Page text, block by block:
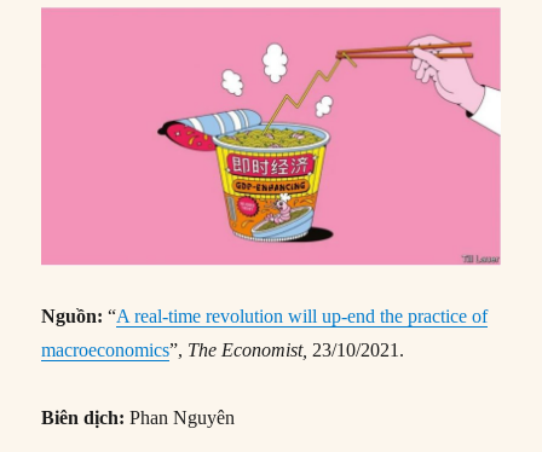
Nguồn:“A real-time revolution will up-end the practice of
macroeconomics”, The Economist, 23/10/2021.
Biên dịch:Phan Nguyên